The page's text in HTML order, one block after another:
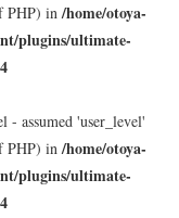
PHP) in/home/otoya-
plugins/ultimate-
- assumed 'user_level'
PHP) in/home/otoya-
plugins/ultimate-